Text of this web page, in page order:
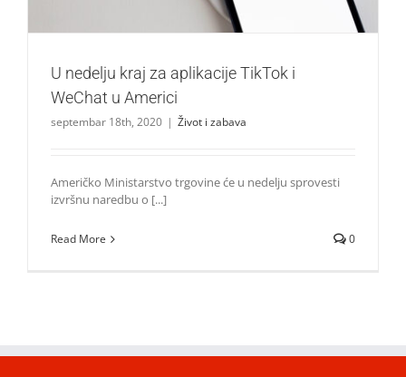
U nedelju kraj za aplikacije TikTok i
WeChat u Americi
septembar 18th, 2020 | Život i zabava
Američko Ministarstvo trgovine će u nedelju sprovesti
izvršnu naredbu o [...]
Read More 0